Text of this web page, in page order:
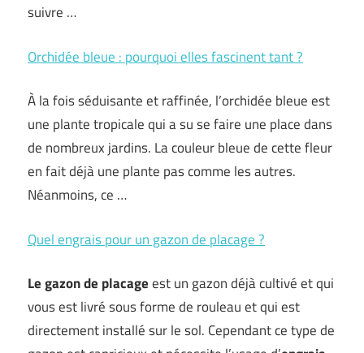
suivre …
Orchidée bleue : pourquoi elles fascinent tant ?
À la fois séduisante et raffinée, l’orchidée bleue est
une plante tropicale qui a su se faire une place dans
de nombreux jardins. La couleur bleue de cette fleur
en fait déjà une plante pas comme les autres.
Néanmoins, ce …
Quel engrais pour un gazon de placage ?
Le gazon de placageest un gazon déjà cultivé et qui
vous est livré sous forme de rouleau et qui est
directement installé sur le sol. Cependant ce type de